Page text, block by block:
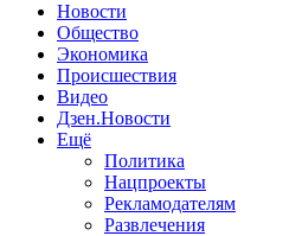
Новости
Общество
Экономика
Происшествия
Видео
Дзен.Новости
Ещё
Политика
Нацпроекты
Рекламодателям
Развлечения